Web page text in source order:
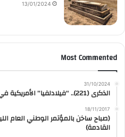
13/01/2024
Most Commented
31/10/2024
الذكرى (221).. “فيلادلفيا” الأمريكية في أسر البحارة الطرابلسيين
18/11/2017
(صباح ساخن بالمؤتمر الوطني العام
القادمة)